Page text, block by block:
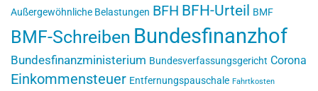
Außergewöhnliche Belastungen BFH BFH-Urteil BMF
BMF-Schreiben Bundesfinanzhof
Bundesfinanzministerium Bundesverfassungsgericht Corona
Einkommensteuer Entfernungspauschale Fahrtkosten